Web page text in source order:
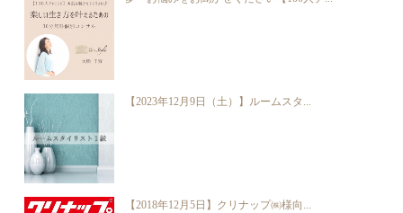
【2023年12月9日（土）】ルームスタ...
【2018年12月5日】クリナップ㈱様向...